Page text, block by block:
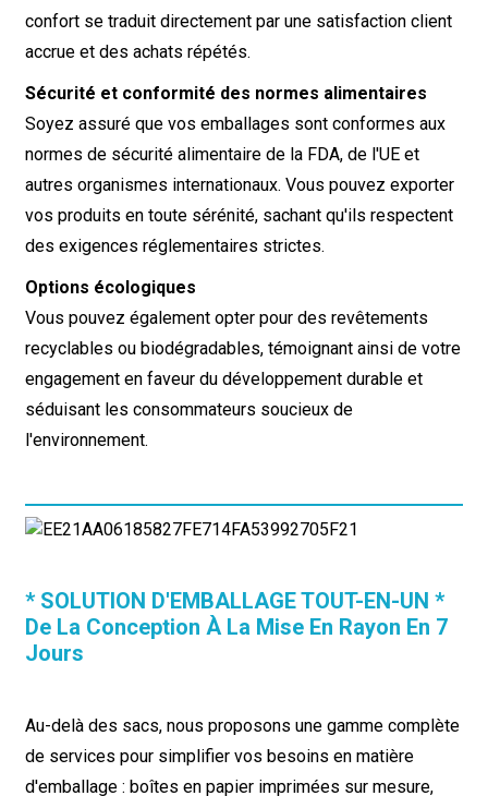
confort se traduit directement par une satisfaction client
accrue et des achats répétés.
Sécurité et conformité des normes alimentaires
Soyez assuré que vos emballages sont conformes aux
normes de sécurité alimentaire de la FDA, de l'UE et
autres organismes internationaux. Vous pouvez exporter
vos produits en toute sérénité, sachant qu'ils respectent
des exigences réglementaires strictes.
Options écologiques
Vous pouvez également opter pour des revêtements
recyclables ou biodégradables, témoignant ainsi de votre
engagement en faveur du développement durable et
séduisant les consommateurs soucieux de
l'environnement.
* SOLUTION D'EMBALLAGE TOUT-EN-UN *
De La Conception À La Mise En Rayon En 7
Jours
Au-delà des sacs, nous proposons une gamme complète
de services pour simplifier vos besoins en matière
d'emballage : boîtes en papier imprimées sur mesure,